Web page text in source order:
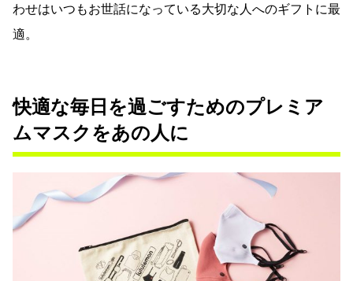
わせはいつもお世話になっている大切な人へのギフトに最
適。
快適な毎日を過ごすためのプレミア
ムマスクをあの人に